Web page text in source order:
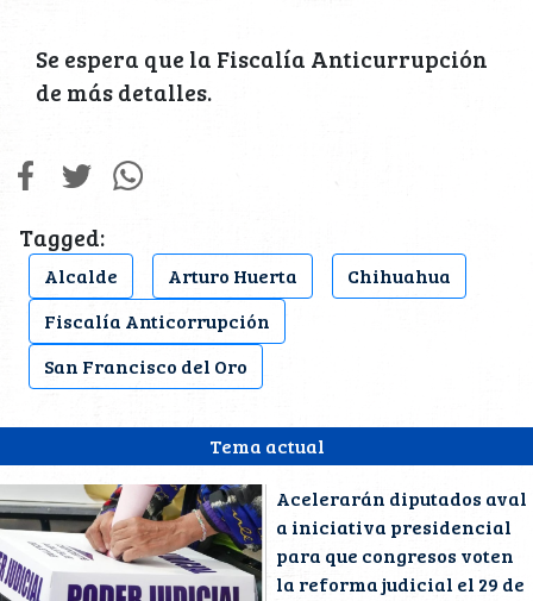
Tema actual
Acelerarán diputados aval
a iniciativa presidencial
para que congresos voten
la reforma judicial el 29 de
Se espera que la Fiscalía Anticurrupción
de más detalles.
Tagged:
Alcalde Arturo Huerta
Chihuahua
Fiscalía Anticorrupción
San Francisco del Oro